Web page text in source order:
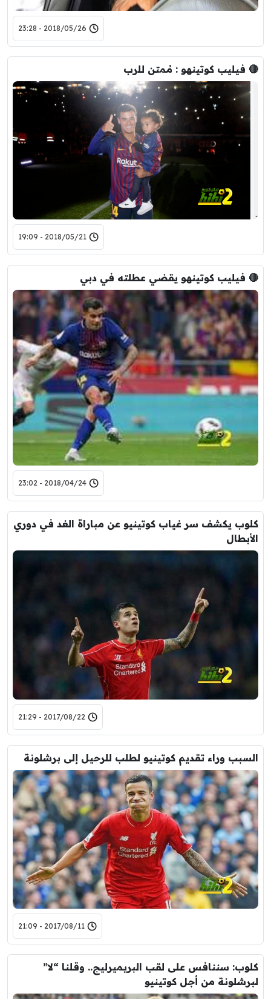
2018/05/26 - 23:28
🔴 فيليب كوتينهو : مُمتن للرب
2018/05/21 - 19:09
🔴 فيليب كوتينهو يقضي عطلته في دبي
2018/04/24 - 23:02
كلوب يكشف سر غياب كوتينيو عن مباراة الغد في دوري
الأبطال
2017/08/22 - 21:29
السبب وراء تقديم كوتينيو لطلب للرحيل إلى برشلونة
2017/08/11 - 21:09
كلوب: سننافس على لقب البريميرليج.. وقلنا “لا”
لبرشلونة من أجل كوتينيو